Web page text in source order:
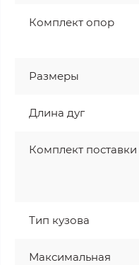
Комплект опор
Размеры
Длина дуг
Комплект поставки
Тип кузова
Максимальная